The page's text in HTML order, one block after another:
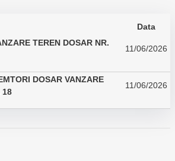
Data
TEREN DOSAR NR.
11/06/2026
DOSAR VANZARE
18
11/06/2026